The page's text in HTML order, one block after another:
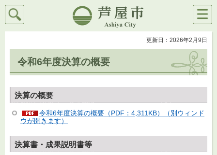
芦屋市
検索
メニ
ュー
更新日：2026年2月9日
令和6年度決算の概要
決算の概要
令和6年度決算の概要（PDF：4,311KB）（別ウィンド
ウが開きます）
決算書・成果説明書等